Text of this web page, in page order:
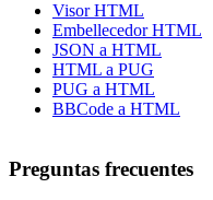
Visor HTML
Embellecedor HTML
JSON a HTML
HTML a PUG
PUG a HTML
BBCode a HTML
Preguntas frecuentes